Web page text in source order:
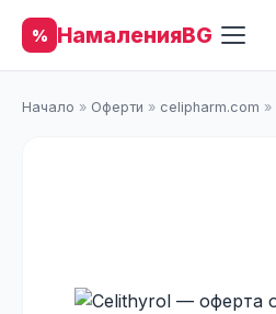
% НамаленияBG
Начало » Оферти » celipharm.com »